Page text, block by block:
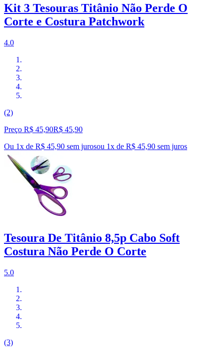
Kit 3 Tesouras Titânio Não Perde O
Corte e Costura Patchwork
4.0
(2)
Preço R$ 45,90R$ 45,90
Ou 1x de R$ 45,90 sem jurosou 1x de R$ 45,90 sem juros
Tesoura De Titânio 8,5p Cabo Soft
Costura Não Perde O Corte
5.0
(3)